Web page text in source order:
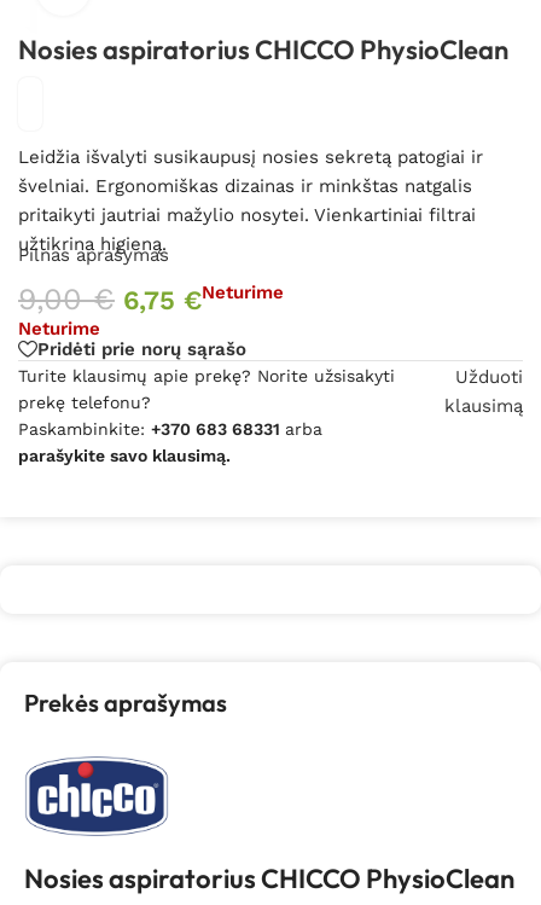
Nosies aspiratorius CHICCO PhysioClean
Leidžia išvalyti susikaupusį nosies sekretą patogiai ir
švelniai. Ergonomiškas dizainas ir minkštas natgalis
pritaikyti jautriai mažylio nosytei. Vienkartiniai filtrai
užtikrina higieną.
Pilnas aprašymas
9,00€ 6,75 €Neturime
Neturime
Pridėti prie norų sąrašo
Turite klausimų apie prekę? Norite užsisakyti
prekę telefonu?
Paskambinkite: +370 683 68331 arba
parašykite savo klausimą.
Užduoti
klausimą
Prekės aprašymas
Nosies aspiratorius CHICCO PhysioClean